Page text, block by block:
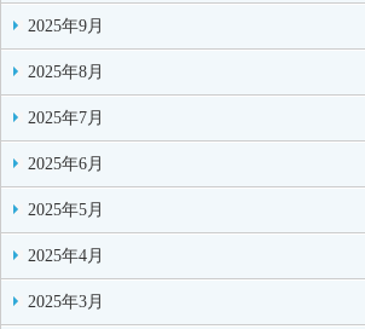
2025年9月
2025年8月
2025年7月
2025年6月
2025年5月
2025年4月
2025年3月